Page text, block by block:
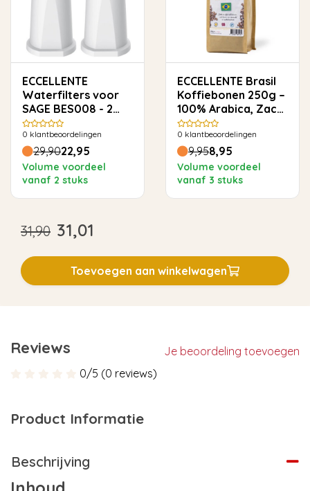
ECCELLENTE
Waterfilters voor
SAGE BES008 - 2
stuks
0 klantbeoordelingen
29,9022,95
Volume voordeel
vanaf 2 stuks
ECCELLENTE Brasil
Koffiebonen 250g –
100% Arabica, Zacht
& Rond
0 klantbeoordelingen
9,958,95
Volume voordeel
vanaf 3 stuks
31,90 31,01
Toevoegen aan winkelwagen
Reviews
Je beoordeling toevoegen
0/5 (0 reviews)
Product Informatie
Beschrijving